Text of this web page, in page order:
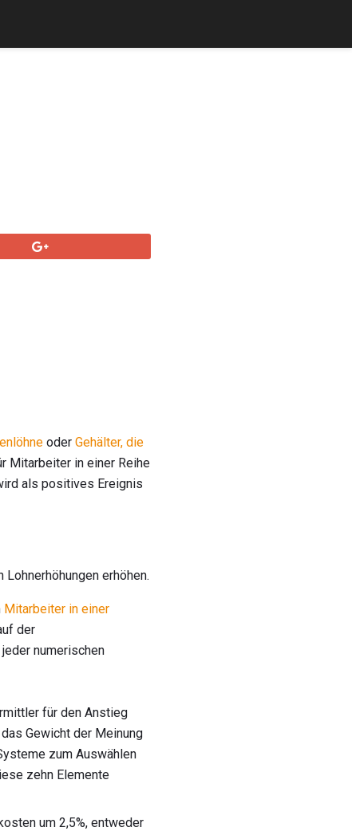
oder Gehälter, die
Mitarbeiter in einer Reihe
als positives Ereignis
erhöhen.
Mitarbeiter in einer
der
numerischen
für den Anstieg
Gewicht der Meinung
zum Auswählen
zehn Elemente
um 2,5%, entweder